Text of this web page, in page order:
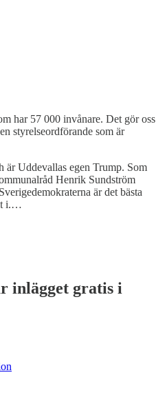
har 57 000 invånare. Det gör oss
styrelseordförande som är
är Uddevallas egen Trump. Som
Henrik Sundström
är det bästa
i.…
inlägget gratis i